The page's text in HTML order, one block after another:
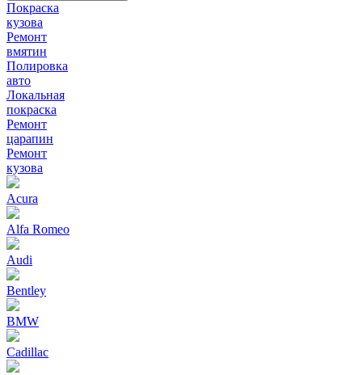
Покраска
кузова
Ремонт
вмятин
Полировка
авто
Локальная
покраска
Ремонт
царапин
Ремонт
кузова
Acura
Alfa Romeo
Audi
Bentley
BMW
Cadillac